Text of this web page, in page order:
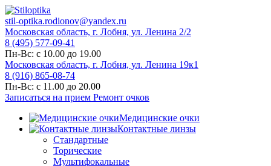
stil-optika.rodionov@yandex.ru
Московская область, г. Лобня, ул. Ленина 2/2
8 (495) 577-09-41
Пн-Вс: с 10.00 до 19.00
Московская область, г. Лобня, ул. Ленина 19к1
8 (916) 865-08-74
Пн-Вс: с 11.00 до 20.00
Записаться на прием Ремонт очков
Медицинские очки
Контактные линзы
Стандартные
Торические
Мультифокальные